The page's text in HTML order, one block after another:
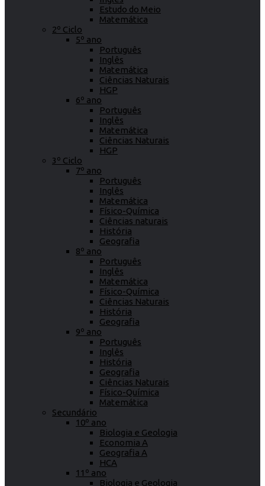
Estudo do Meio
Matemática
2º Ciclo
5º ano
Português
Inglês
Matemática
Ciências Naturais
HGP
6º ano
Português
Inglês
Matemática
Ciências Naturais
HGP
3º Ciclo
7º ano
Português
Inglês
Matemática
Físico-Química
Ciências naturais
História
Geografia
8º ano
Português
Inglês
Matemática
Físico-Química
Ciências Naturais
História
Geografia
9º ano
Português
Inglês
História
Geografia
Ciências Naturais
Físico-Química
Matemática
Secundário
10º ano
Biologia e Geologia
Economia A
Geografia A
HCA
11º ano
Biologia e Geologia